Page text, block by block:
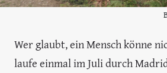
Wer glaubt, ein Mensch könne
laufe einmal im Juli durch